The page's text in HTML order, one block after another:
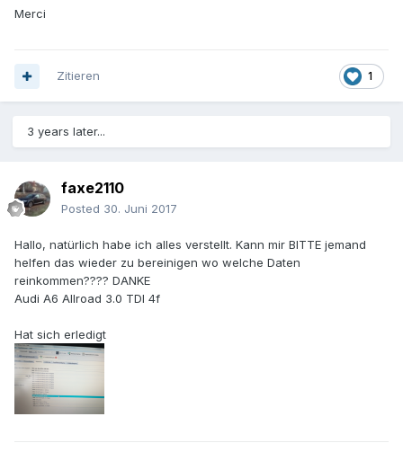
Merci
1
Zitieren
3 years later...
faxe2110
Posted 30. Juni 2017
Hallo, natürlich habe ich alles verstellt. Kann mir BITTE jemand
helfen das wieder zu bereinigen wo welche Daten
reinkommen???? DANKE
Audi A6 Allroad 3.0 TDI 4f
Hat sich erledigt